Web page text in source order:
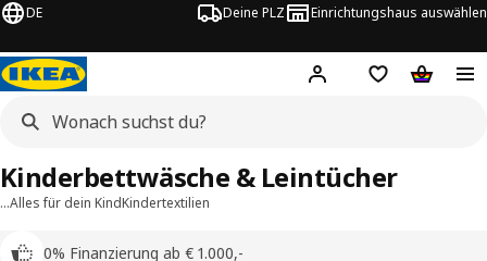
DE Deine PLZ Einrichtungshaus auswählen
Hej! Jetzt anmelden.
Einkaufsliste
…Alles für dein KindKindertextilien
0% Finanzierung ab € 1.000,-
Kinderbettwäsche & Leintücher